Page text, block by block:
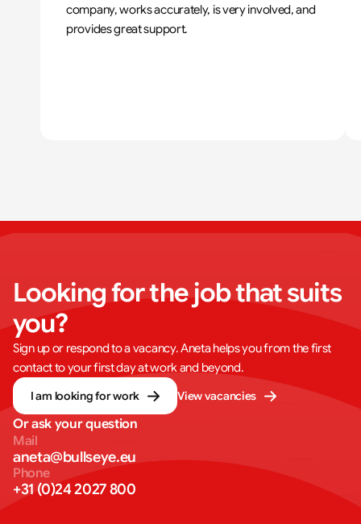
company, works accurately, is very involved, and
provides great support.
Looking for the job that suits
you?
Sign up or respond to a vacancy. Aneta helps you from the first
contact to your first day at work and beyond.
I am looking for work
View vacancies
Or ask your question
Mail
aneta@bullseye.eu
Phone
+31 (0)24 2027 800